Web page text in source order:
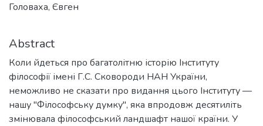
Головаха, Євген
Abstract
Коли йдеться про багатолітню історію Інституту
філософії імені Г.С. Сковороди НАН України,
неможливо не сказати про видання цього Інституту —
нашу "Філософську думку", яка впродовж десятиліть
змінювала філософський ландшафт нашої країни. У